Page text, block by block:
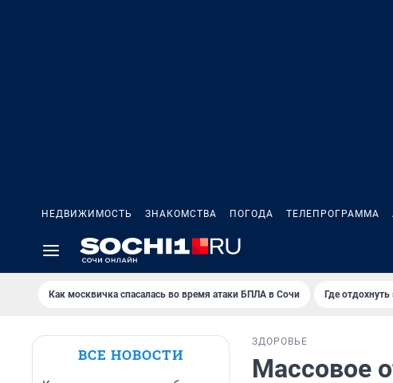
НЕДВИЖИМОСТЬ ЗНАКОМСТВА ПОГОДА ТЕЛЕПРОГРАММА
Как москвичка спасалась во время атаки БПЛА в Сочи Где
ВСЕ НОВОСТИ
ЗДОРОВЬЕ
Массовое